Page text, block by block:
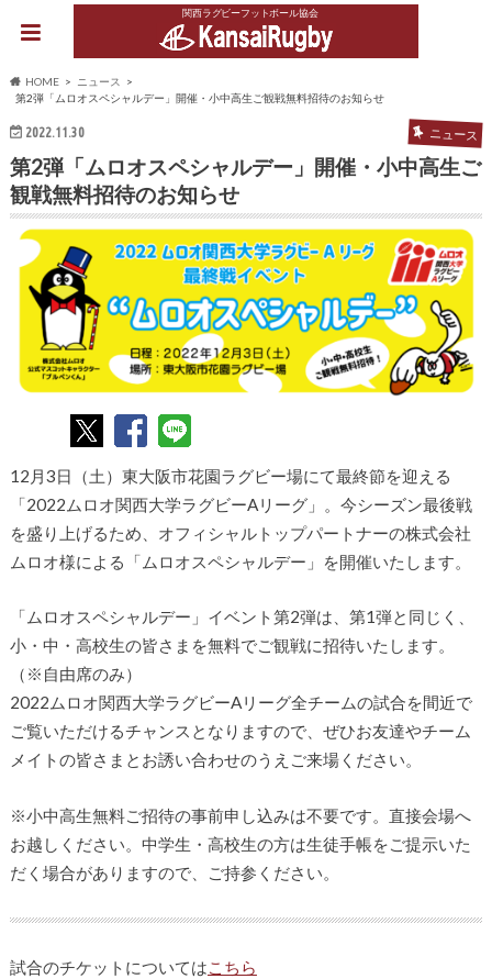
関西ラグビーフットボール協会
HOME
ニュース
第2弾「ムロオスペシャルデー」開催・小中高生ご観戦無料招待のお知らせ
2022.11.30 ニュース
第2弾「ムロオスペシャルデー」開催・小中高生ご
観戦無料招待のお知らせ
12月3日（土）東大阪市花園ラグビー場にて最終節を迎える
「2022ムロオ関西大学ラグビーAリーグ」。今シーズン最後戦
を盛り上げるため、オフィシャルトップパートナーの株式会社
ムロオ様による「ムロオスペシャルデー」を開催いたします。
「ムロオスペシャルデー」イベント第2弾は、第1弾と同じく、
小・中・高校生の皆さまを無料でご観戦に招待いたします。
（※自由席のみ）
2022ムロオ関西大学ラグビーAリーグ全チームの試合を間近で
ご覧いただけるチャンスとなりますので、ぜひお友達やチーム
メイトの皆さまとお誘い合わせのうえご来場ください。
※小中高生無料ご招待の事前申し込みは不要です。直接会場へ
お越しください。中学生・高校生の方は生徒手帳をご提示いた
だく場合がありますので、ご持参ください。
試合のチケットについてはこちら